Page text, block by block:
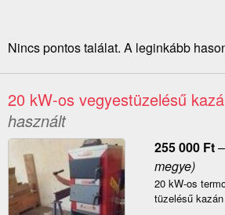
Nincs pontos találat. A leginkább
20 kW-os vegyestüzelésű
használt
255 000 Ft–
megye)
20 kW-os
tüzelésű